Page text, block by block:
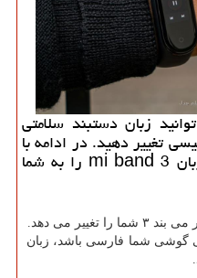
زبان دستبند سلامتی
تغییر دهید. در ادامه با
ما همراه باشید تا نحوه تغییر زبان mi band 3 را به شما
می دهد.
گوشی شما فارسی باشد، زبان